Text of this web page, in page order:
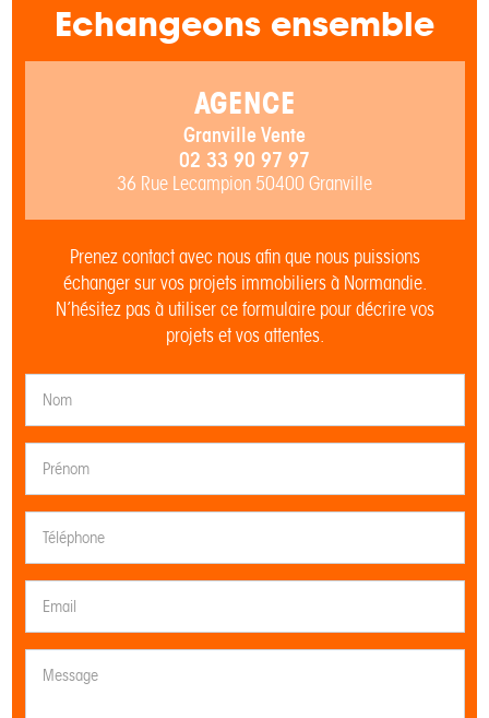
Echangeons ensemble
AGENCE
Granville Vente
02 33 90 97 97
36 Rue Lecampion 50400 Granville
Prenez contact avec nous afin que nous puissions
échanger sur vos projets immobiliers à Normandie.
N’hésitez pas à utiliser ce formulaire pour décrire vos
projets et vos attentes.